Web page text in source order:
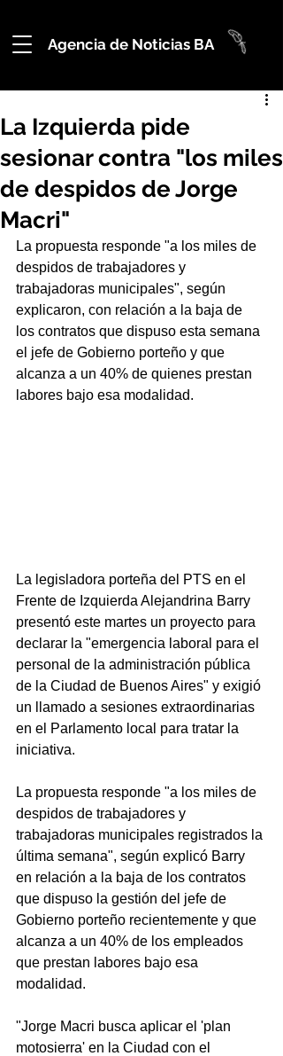
Agencia de Noticias BA
La Izquierda pide
sesionar contra "los miles
de despidos de Jorge
Macri"
La propuesta responde "a los miles de
despidos de trabajadores y
trabajadoras municipales", según
explicaron, con relación a la baja de
los contratos que dispuso esta semana
el jefe de Gobierno porteño y que
alcanza a un 40% de quienes prestan
labores bajo esa modalidad.
La legisladora porteña del PTS en el
Frente de Izquierda Alejandrina Barry
presentó este martes un proyecto para
declarar la "emergencia laboral para el
personal de la administración pública
de la Ciudad de Buenos Aires" y exigió
un llamado a sesiones extraordinarias
en el Parlamento local para tratar la
iniciativa.
La propuesta responde "a los miles de
despidos de trabajadores y
trabajadoras municipales registrados la
última semana", según explicó Barry
en relación a la baja de los contratos
que dispuso la gestión del jefe de
Gobierno porteño recientemente y que
alcanza a un 40% de los empleados
que prestan labores bajo esa
modalidad.
"Jorge Macri busca aplicar el 'plan
motosierra' en la Ciudad con el